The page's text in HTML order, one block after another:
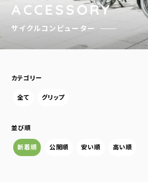
ACCESSORY
サイクルコンピューター
カテゴリー
全て グリップ
並び順
新着順 公開順 安い順 高い順